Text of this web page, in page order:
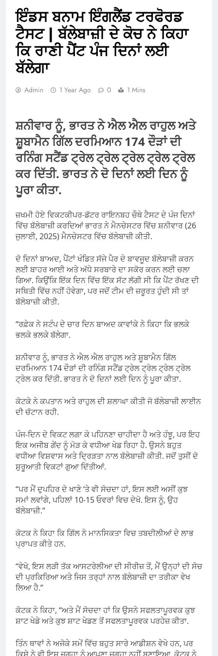
ਇੰਡਸ ਬਨਾਮ ਇੰਗਲੈਂਡ ਟਰਫੋਰਡ
ਟੈਸਟ | ਬੱਲੇਬਾਜ਼ੀ ਦੇ ਕੋਚ ਨੇ ਕਿਹਾ
ਕਿ ਰਾਣੀ ਪੈਂਟ ਪੰਜ ਦਿਨਾਂ ਲਈ
ਬੱਲੇਗਾ
Admin 1 Year Ago 0 1 Mins
ਸ਼ਨੀਵਾਰ ਨੂੰ, ਭਾਰਤ ਨੇ ਐਲ ਐਲ ਰਾਹੁਲ ਅਤੇ
ਸ਼ੂਬਾਮੈਨ ਗਿੱਲ ਦਰਮਿਆਨ 174 ਦੌੜਾਂ ਦੀ
ਰਨਿੰਗ ਸਟੈਂਡ ਟ੍ਰੇਲ ਟ੍ਰੇਲ ਟ੍ਰੇਲ ਟ੍ਰੇਲ ਟ੍ਰੇਲ
ਕਰ ਦਿੱਤੀ. ਭਾਰਤ ਨੇ ਦੋ ਦਿਨਾਂ ਲਈ ਦਿਨ ਨੂੰ
ਪੂਰਾ ਕੀਤਾ.
ਜ਼ਖਮੀ ਹੋਏ ਵਿਕਟਕੀਪਰ-ਡੱਟਰ ਰਾਇਨਬਹ ਚੌਥੇ ਟੈਸਟ ਦੇ ਪੰਜ ਦਿਨਾਂ
ਵਿੱਚ ਬੱਲੇਬਾਜ਼ੀ ਕਰਦਿਆਂ ਭਾਰਤ ਨੇ ਮੈਨਚੇਸਟਰ ਵਿੱਚ ਸ਼ਨੀਵਾਰ (26
ਜੁਲਾਈ, 2025) ਮੈਨਚੇਸਟਰ ਵਿੱਚ ਬੱਲੇਬਾਜ਼ੀ ਕੀਤੀ.
ਦੋ ਦਿਨਾਂ ਬਾਅਦ, ਪੈਂਟਾਂ ਖੰਡਿਤ ਸੱਜੇ ਪੈਰ ਦੇ ਬਾਵਜੂਦ ਬੱਲੇਬਾਜ਼ੀ ਕਰਨ
ਲਈ ਬਾਹਰ ਆਈ ਅਤੇ ਅੱਧੇ ਸਰਬਾਰੇ ਦਾ ਸਕੋਰ ਕਰਨ ਲਈ ਚਲਾ
ਗਿਆ. ਕਿਉਂਕਿ ਇੱਕ ਦਿਨ ਵਿੱਚ ਇੱਕ ਸੱਟ ਲੱਗੀ ਸੀ ਕਿ ਪੈਂਟ ਰੱਖਣ ਦੀ
ਸਥਿਤੀ ਵਿੱਚ ਨਹੀਂ ਹੋਵੇਗਾ, ਪਰ ਜਦੋਂ ਟੀਮ ਦੀ ਜ਼ਰੂਰਤ ਹੁੰਦੀ ਸੀ ਤਾਂ
ਬੱਲੇਬਾਜ਼ੀ ਕੀਤੀ.
“ਰਫ਼ੇਕ ਨੇ ਸਟੰਪ ਦੇ ਚਾਰ ਦਿਨ ਬਾਅਦ ਕਾਵਾਂਕੇ ਨੇ ਕਿਹਾ ਕਿ ਭਲਕੇ
ਭਲਕੇ ਭਲਕੇ ਬੱਲੇਗਾ.
ਸ਼ਨੀਵਾਰ ਨੂੰ, ਭਾਰਤ ਨੇ ਐਲ ਐਲ ਰਾਹੁਲ ਅਤੇ ਸ਼ੂਬਾਮੈਨ ਗਿੱਲ
ਦਰਮਿਆਨ 174 ਦੌੜਾਂ ਦੀ ਰਨਿੰਗ ਸਟੈਂਡ ਟ੍ਰੇਲ ਟ੍ਰੇਲ ਟ੍ਰੇਲ ਟ੍ਰੇਲ
ਟ੍ਰੇਲ ਕਰ ਦਿੱਤੀ. ਭਾਰਤ ਨੇ ਦੋ ਦਿਨਾਂ ਲਈ ਦਿਨ ਨੂੰ ਪੂਰਾ ਕੀਤਾ.
ਕੋਟਕੇ ਨੇ ਕਪਤਾਨ ਅਤੇ ਰਾਹੁਲ ਦੀ ਸ਼ਲਾਘਾ ਕੀਤੀ ਜੋ ਬੱਲੇਬਾਜ਼ੀ ਲਾਈਨ
ਦੀ ਚੱਟਾਨ ਰਹੀ.
ਪੰਜ-ਦਿਨ ਦੇ ਵਿਕਟ ਲਗਾ ਕੇ ਪਹਿਨਣਾ ਚਾਹੀਦਾ ਹੈ ਅਤੇ ਹੰਝੂ, ਪਰ ਇਹ
ਇਕ ਅਜੀਬ ਗੇਂਦ ਨੂੰ ਮੋੜ ਕੇ ਵਧੀਆ ਖੇਡ ਰਿਹਾ ਹੈ. ਉਸਨੇ ਬਹੁਤ
ਵਧੀਆ ਵਿਸ਼ਵਾਸ ਅਤੇ ਦ੍ਰਿੜਤਾ ਨਾਲ ਬੱਲੇਬਾਜ਼ੀ ਕੀਤੀ. ਜਦੋਂ ਤੁਸੀਂ ਦੋ
ਸ਼ੁਰੂਆਤੀ ਵਿਕਟਾਂ ਗੁਆ ਦਿੱਤੀਆਂ.
“ਪਰ ਮੈਂ ਦੁਪਹਿਰ ਦੇ ਖਾਣੇ ‘ਤੇ ਵੀ ਸੋਚਦਾ ਹਾਂ, ਇਸ ਲਈ ਅਸੀਂ ਕੁਝ
ਸਮਾਂ ਲਵਾਂਗੇ, ਪਹਿਲਾਂ 10-15 ਓਵਰਾਂ ਵਿਚ ਦੇਖੋ. ਇਸ ਨੂੰ, ਉਹ
ਬੱਲੇਬਾਜ਼ੀ.”
ਕੋਟਕ ਨੇ ਕਿਹਾ ਕਿ ਗਿੱਲ ਨੇ ਮਾਨਸਿਕਤਾ ਵਿਚ ਤਬਦੀਲੀਆਂ ਦੇ ਲਾਭ
ਪ੍ਰਾਪਤ ਕੀਤੇ ਹਨ.
“ਵੇਖੋ, ਇਸ ਲੜੀ ਤੱਕ ਆਸਟਰੇਲੀਆ ਦੀ ਸੀਰੀਜ਼ ਤੋਂ, ਮੈਂ ਉਨ੍ਹਾਂ ਦੀ ਸੋਚ
ਦੀ ਪ੍ਰਕਿਰਿਆ ਅਤੇ ਜਿਸ ਤਰ੍ਹਾਂ ਨਾਲ ਬੱਲੇਬਾਜ਼ੀ ਦਾ ਤਰੀਕਾ ਵੇਖ
ਲਿਆ ਹੈ.”
ਕੋਟਕ ਨੇ ਕਿਹਾ, “ਅਤੇ ਮੈਂ ਸੋਚਦਾ ਹਾਂ ਕਿ ਉਸਨੇ ਸਫਲਤਾਪੂਰਵਕ ਕੁਝ
ਸ਼ਾਟ ਖੇਡੇ ਅਤੇ ਕੁਝ ਸ਼ਾਟ ਖੇਡਣ ਤੋਂ ਸਫਲਤਾਪੂਰਵਕ ਪਰਹੇਜ਼ ਕੀਤਾ.
ਤਿੰਨ ਥਾਵਾਂ ਨੇ ਅਜੋਕੇ ਸਮੇਂ ਵਿੱਚ ਬਹੁਤ ਸਾਰੇ ਆਡੀਸ਼ਨ ਵੇਖੇ ਹਨ, ਪਰ